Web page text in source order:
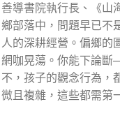
善導書院執行長、《山
鄉部落中，問題早已不
人的深耕經營。偏鄉的
網咖晃蕩。你能下論斷
不，孩子的觀念行為，
微且複雜，這些都需第